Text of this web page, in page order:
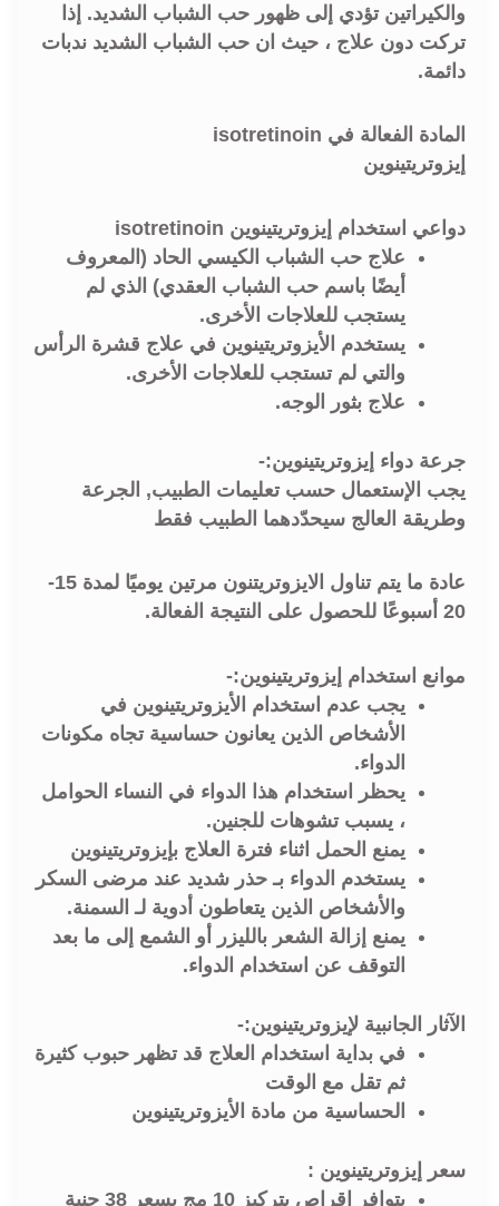
والكيراتين تؤدي إلى ظهور حب الشباب الشديد. إذا
تركت دون علاج ، حيث ان حب الشباب الشديد ندبات
دائمة.
المادة الفعالة في isotretinoin
إيزوتريتينوين
دواعي استخدام إيزوتريتينوين isotretinoin
علاج حب الشباب الكيسي الحاد (المعروف
أيضًا باسم حب الشباب العقدي) الذي لم
يستجب للعلاجات الأخرى.
يستخدم الأيزوتريتينوين في علاج قشرة الرأس
والتي لم تستجب للعلاجات الأخرى.
علاج بثور الوجه.
جرعة دواء إيزوتريتينوين:-
يجب الإستعمال حسب تعليمات الطبيب, الجرعة
وطريقة العالج سيحدّدهما الطبيب فقط
عادة ما يتم تناول الايزوتريتنون مرتين يوميًا لمدة 15-
20 أسبوعًا للحصول على النتيجة الفعالة.
موانع استخدام إيزوتريتينوين:-
يجب عدم استخدام الأيزوتريتينوين في
الأشخاص الذين يعانون حساسية تجاه مكونات
الدواء.
يحظر استخدام هذا الدواء في النساء الحوامل
، يسبب تشوهات للجنين.
يمنع الحمل اثناء فترة العلاج بإيزوتريتينوين
يستخدم الدواء بـ حذر شديد عند مرضى السكر
والأشخاص الذين يتعاطون أدوية لـ السمنة.
يمنع إزالة الشعر بالليزر أو الشمع إلى ما بعد
التوقف عن استخدام الدواء.
الآثار الجانبية لإيزوتريتينوين:-
في بداية استخدام العلاج قد تظهر حبوب كثيرة
ثم تقل مع الوقت
الحساسية من مادة الأيزوتريتينوين
سعر إيزوتريتينوين :
يتوافر اقراص بتركيز 10 مج بسعر 38 جنية